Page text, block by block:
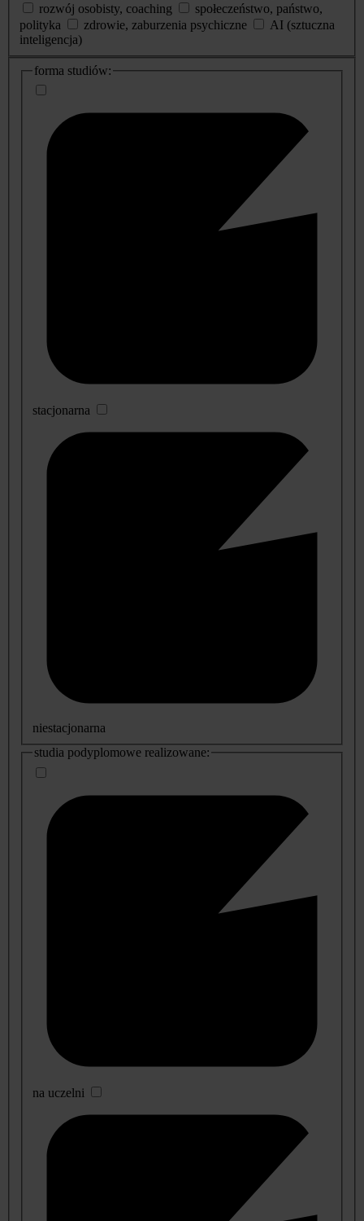
rozwój osobisty, coaching
społeczeństwo, państwo,
polityka
zdrowie, zaburzenia psychiczne
AI (sztuczna
inteligencja)
dodatkowe
informacje
forma studiów:
stacjonarna
niestacjonarna
studia podyplomowe realizowane:
na uczelni